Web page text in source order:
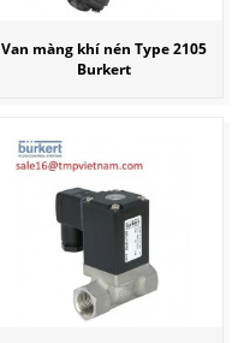
Van màng khí nén Type 2105
Burkert